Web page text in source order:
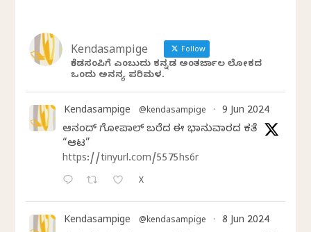
Kendasampige Follow
ಕೆಂಡಸಂಪಿಗೆ ಎಂಬುದು ಕನ್ನಡ ಅಂತರ್ಜಾಲ ಲೋಕದ
ಒಂದು ಅನನ್ಯ ಪರಿಮಳ.
Kendasampige @kendasampige · 9 Jun 2024
ಆನಂದ್‌ ಗೋಪಾಲ್‌ ಬರೆದ ಈ ಭಾನುವಾರದ ಕತೆ
“ಆಟ”
https://tinyurl.com/5575hs6r
X
Kendasampige @kendasampige · 8 Jun 2024